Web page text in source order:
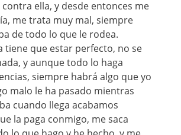
ella, y desde entonces me
me trata muy mal, siempre
de todo lo que le rodea.
tiene que estar perfecto, no se
y aunque todo lo haga
siempre habrá algo que yo
malo le ha pasado mientras
cuando llega acabamos
la paga conmigo, me saca